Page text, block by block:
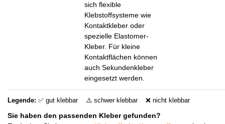
sich flexible
Klebstoffsysteme wie
Kontaktkleber oder
spezielle Elastomer-
Kleber. Für kleine
Kontaktflächen können
auch Sekundenkleber
eingesetzt werden.
Legende: ✅ gut klebbar ⚠️ schwer klebbar ❌ nicht klebbar
Sie haben den passenden Kleber gefunden?